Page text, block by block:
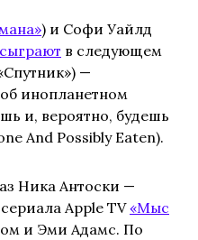
) и Софи Уайлд
сыграют в следующем
—
инопланетном
и, вероятно, будешь
And Possibly Eaten).
Ника Антоски —
Apple TV«Мыс
и Эми Адамс. По